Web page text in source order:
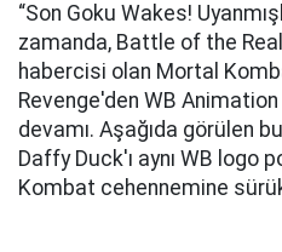
“Son Goku Wakes!
zamanda, Battle of the
habercisi olan Mortal
Revenge'den WB
devamı. Aşağıda görülen
Daffy Duck'ı aynı WB logo
Kombat cehennemine